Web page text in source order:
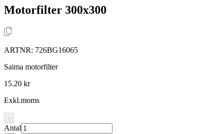
Motorfilter 300x300
ARTNR: 726BG16065
Saima motorfilter
15.20 kr
Exkl.moms
-
Antal